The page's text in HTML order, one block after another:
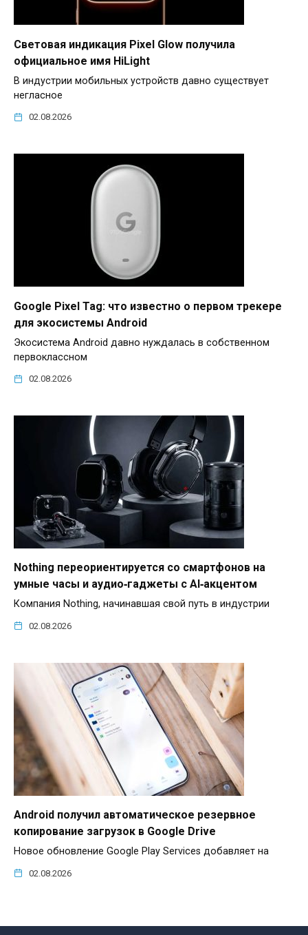
Световая индикация Pixel Glow получила
официальное имя HiLight
В индустрии мобильных устройств давно существует
негласное
02.08.2026
Google Pixel Tag: что известно о первом трекере
для экосистемы Android
Экосистема Android давно нуждалась в собственном
первоклассном
02.08.2026
Nothing переориентируется со смартфонов на
умные часы и аудио‑гаджеты с AI‑акцентом
Компания Nothing, начинавшая свой путь в индустрии
02.08.2026
Android получил автоматическое резервное
копирование загрузок в Google Drive
Новое обновление Google Play Services добавляет на
02.08.2026